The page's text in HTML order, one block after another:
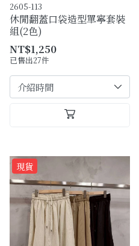
2605-113
休閒翻蓋口袋造型單寧套裝
組(2色)
NT$1,250
已售出27件
現貨